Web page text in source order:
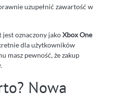
uzupełnić zawartość w
oznaczony jakoXbox One
dla użytkowników
masz pewność, że zakup
Nowa